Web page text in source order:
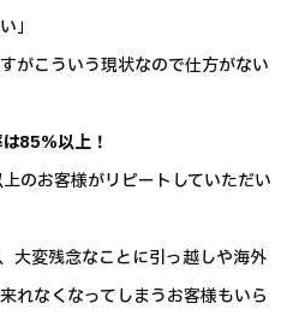
」
がこういう現状なので仕方がない
85％以上！
のお客様がリピートしていただい
大変残念なことに引っ越しや海外
れなくなってしまうお客様もいら